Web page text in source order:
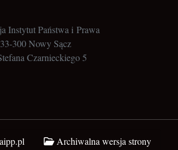
Instytut Państwa i Prawa
33-300 Nowy Sącz
Czarnieckiego 5
Archiwalna wersja strony